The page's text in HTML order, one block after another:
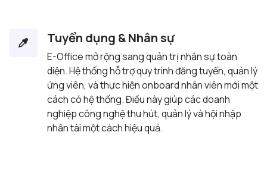
Tuyển dụng & Nhân sự
E-Office mở rộng sang quản trị nhân sự toàn
diện. Hệ thống hỗ trợ quy trình đăng tuyển, quản lý
ứng viên, và thực hiện onboard nhân viên mới một
cách có hệ thống. Điều này giúp các doanh
nghiệp công nghệ thu hút, quản lý và hội nhập
nhân tài một cách hiệu quả.